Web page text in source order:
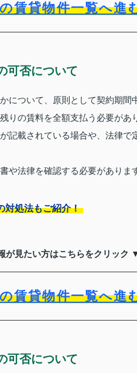
賃貸物件一覧へ進
可否について
について、原則として契約期間
りの賃料を全額支払う必要があ
記載されている場合や、法律で
や法律を確認する必要がありま
対処法もご紹介！
が見たい方はこちらをクリック
賃貸物件一覧へ進
可否について